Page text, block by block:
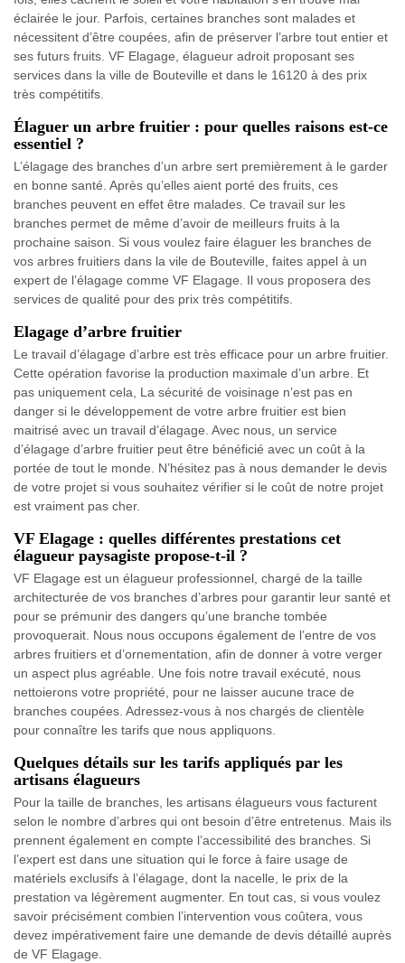
éclairée le jour. Parfois, certaines branches sont malades et
nécessitent d’être coupées, afin de préserver l’arbre tout entier et
ses futurs fruits. VF Elagage, élagueur adroit proposant ses
services dans la ville de Bouteville et dans le 16120 à des prix
très compétitifs.
Élaguer un arbre fruitier : pour quelles raisons est-ce
essentiel ?
L’élagage des branches d’un arbre sert premièrement à le garder
en bonne santé. Après qu’elles aient porté des fruits, ces
branches peuvent en effet être malades. Ce travail sur les
branches permet de même d’avoir de meilleurs fruits à la
prochaine saison. Si vous voulez faire élaguer les branches de
vos arbres fruitiers dans la vile de Bouteville, faites appel à un
expert de l’élagage comme VF Elagage. Il vous proposera des
services de qualité pour des prix très compétitifs.
Elagage d’arbre fruitier
Le travail d’élagage d’arbre est très efficace pour un arbre fruitier.
Cette opération favorise la production maximale d’un arbre. Et
pas uniquement cela, La sécurité de voisinage n’est pas en
danger si le développement de votre arbre fruitier est bien
maitrisé avec un travail d’élagage. Avec nous, un service
d’élagage d’arbre fruitier peut être bénéficié avec un coût à la
portée de tout le monde. N’hésitez pas à nous demander le devis
de votre projet si vous souhaitez vérifier si le coût de notre projet
est vraiment pas cher.
VF Elagage : quelles différentes prestations cet
élagueur paysagiste propose-t-il ?
VF Elagage est un élagueur professionnel, chargé de la taille
architecturée de vos branches d’arbres pour garantir leur santé et
pour se prémunir des dangers qu’une branche tombée
provoquerait. Nous nous occupons également de l’entre de vos
arbres fruitiers et d’ornementation, afin de donner à votre verger
un aspect plus agréable. Une fois notre travail exécuté, nous
nettoierons votre propriété, pour ne laisser aucune trace de
branches coupées. Adressez-vous à nos chargés de clientèle
pour connaître les tarifs que nous appliquons.
Quelques détails sur les tarifs appliqués par les
artisans élagueurs
Pour la taille de branches, les artisans élagueurs vous facturent
selon le nombre d’arbres qui ont besoin d’être entretenus. Mais ils
prennent également en compte l’accessibilité des branches. Si
l’expert est dans une situation qui le force à faire usage de
matériels exclusifs à l’élagage, dont la nacelle, le prix de la
prestation va légèrement augmenter. En tout cas, si vous voulez
savoir précisément combien l’intervention vous coûtera, vous
devez impérativement faire une demande de devis détaillé auprès
de VF Elagage.